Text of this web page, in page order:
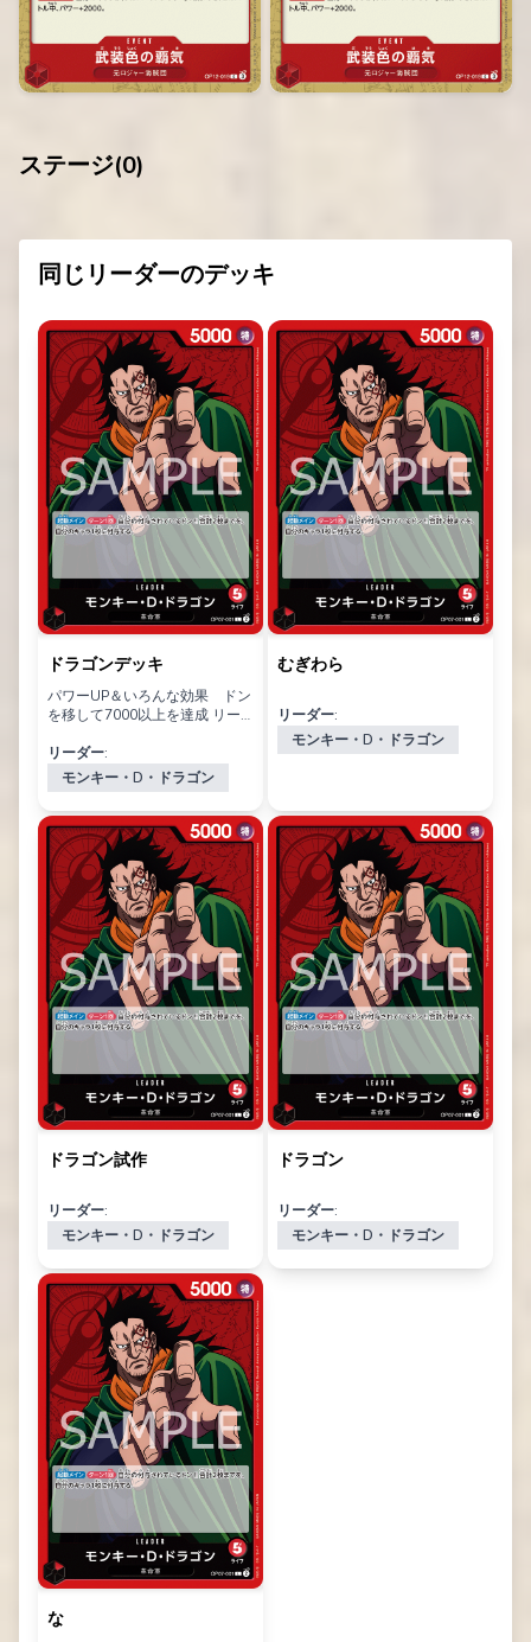
ステージ(0)
同じリーダーのデッキ
ドラゴンデッキ
パワーUP＆いろんな効果 ドン
を移して7000以上を達成 リー
ッドレンジ
リーダー:
モンキー・D・ドラゴン
むぎわら
リーダー:
モンキー・D・ドラゴン
ドラゴン試作
リーダー:
モンキー・D・ドラゴン
ドラゴン
リーダー:
モンキー・D・ドラゴン
な